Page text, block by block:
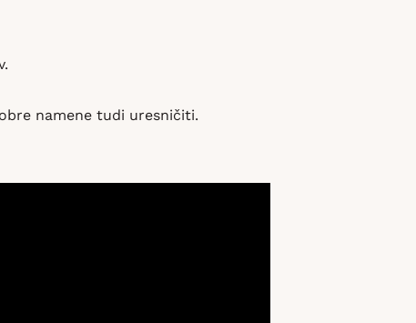
namene tudi uresničiti.